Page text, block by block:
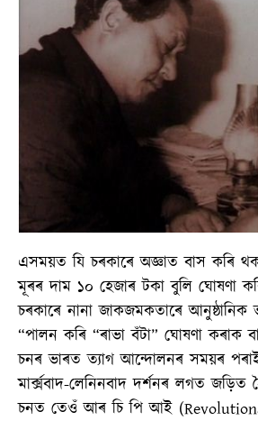
এসময়ত যি চৰকাৰে অজ্ঞাত বাস কৰি
মূৰৰ দাম ১০ হেজাৰ টকা বুলি ঘোষণা
চৰকাৰে নানা জাকজমকতাৰে আনুষ্ঠানিক
“পালন কৰি “ৰাভা বঁটা” ঘোষণা কৰাক
চনৰ ভাৰত ত্যাগ আন্দোলনৰ সময়ৰ পৰাই
মাৰ্ক্সবাদ-লেনিনবাদ দৰ্শনৰ লগত জড়িত
চনত তেওঁ আৰ চি পি আই